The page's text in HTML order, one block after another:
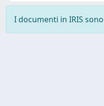
I documenti in IRIS